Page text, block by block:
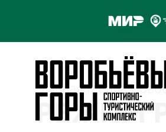
Главная Медиа
РЕЖИМ